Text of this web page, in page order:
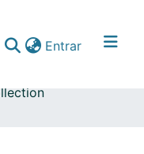
Entrar(current)